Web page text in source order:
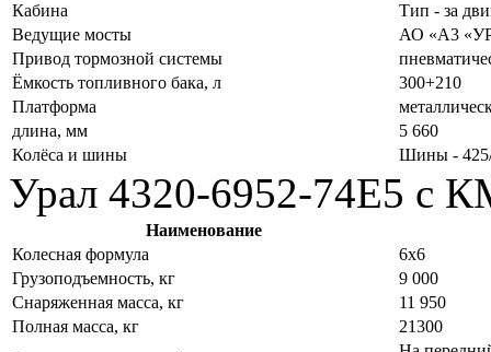
Кабина
Тип - за
Ведущие мосты
АО «A3
Привод тормозной системы
Ёмкость топливного бака, л
300+210
Платформа
длина, мм
5 660
Колёса и шины
Шины - 425/
Урал 4320-6952-74Е5 с
Наименование
Колесная формула
6x6
Грузоподъемность, кг
9 000
Снаряженная масса, кг
11 950
Полная масса, кг
21300